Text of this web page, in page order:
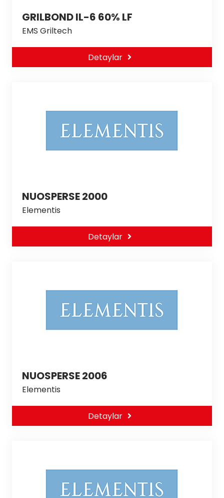
GRILBOND IL-6 60% LF
EMS Griltech
Detaylar
NUOSPERSE 2000
Elementis
Detaylar
NUOSPERSE 2006
Elementis
Detaylar